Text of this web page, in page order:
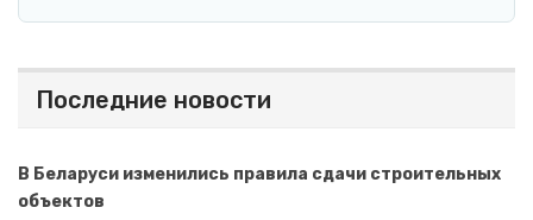
Последние новости
В Беларуси изменились правила сдачи строительных
объектов